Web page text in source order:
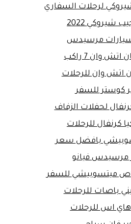
لرحلات السفاري
شيروكي 2022
سيارات مرسيدس
اتش وان 7 راكب
اتش وان للرحلات
كوستر للسفر
لحفلات الزفاف
كرنفال للرحلات
بافضل سعر
مرسيدس فيانو
باص ميتسوبيشي للسفر
باصات للرحلات
هاي اس للرحلات